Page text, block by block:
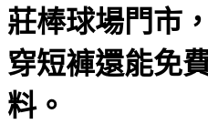
莊棒球場門市
穿短褲還能免
料。